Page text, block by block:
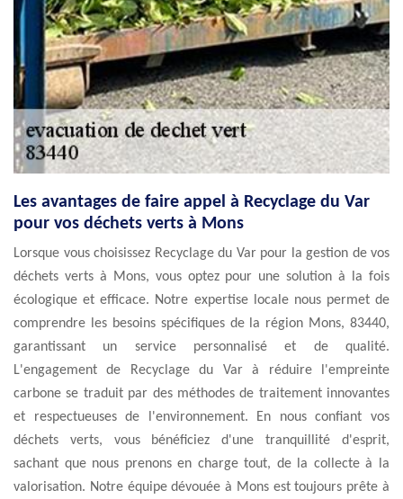
Les avantages de faire appel à Recyclage du Var
pour vos déchets verts à Mons
Lorsque vous choisissez Recyclage du Var pour la gestion de vos
déchets verts à Mons, vous optez pour une solution à la fois
écologique et efficace. Notre expertise locale nous permet de
comprendre les besoins spécifiques de la région Mons, 83440,
garantissant un service personnalisé et de qualité.
L'engagement de Recyclage du Var à réduire l'empreinte
carbone se traduit par des méthodes de traitement innovantes
et respectueuses de l'environnement. En nous confiant vos
déchets verts, vous bénéficiez d'une tranquillité d'esprit,
sachant que nous prenons en charge tout, de la collecte à la
valorisation. Notre équipe dévouée à Mons est toujours prête à